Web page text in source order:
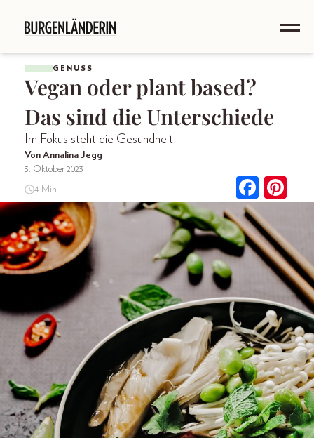
GENUSS
Vegan oder plant based?
Das sind die Unterschiede
Im Fokus steht die Gesundheit
Von Annalina Jegg
3. Oktober 2023
4 Min.